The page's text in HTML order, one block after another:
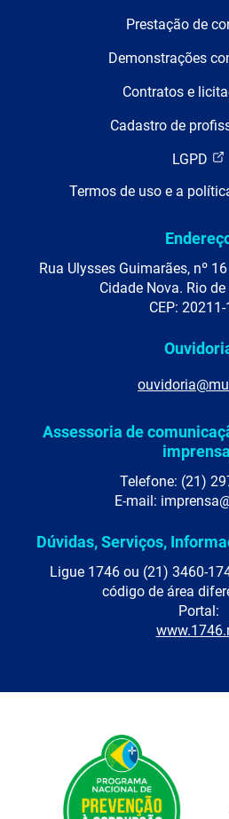
Prestação de
Demonstrações
Contratos e
Cadastro de
LGPD
Termos de uso e a
Rua Ulysses Guimarães, nº
Cidade Nova. Rio
CEP:
Assessoria de
Telefone: (21)
E-mail:
Dúvidas, Serviços,
Ligue 1746 ou (21) 3460-
código de área
Portal: